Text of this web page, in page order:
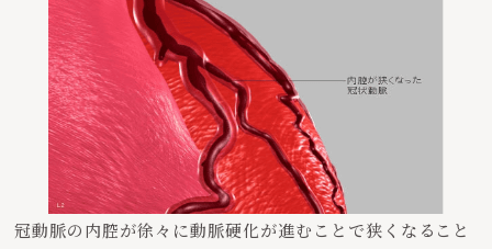
冠動脈の内腔が徐々に動脈硬化が進むことで狭くなること